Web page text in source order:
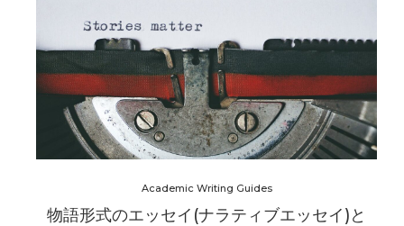
Academic Writing Guides
物語形式のエッセイ(ナラティブエッセイ)と